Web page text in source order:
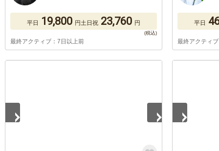
平日 19,800 円土日祝 23,760 円
最終アクティブ：7日以上前
平日
最終アクティ